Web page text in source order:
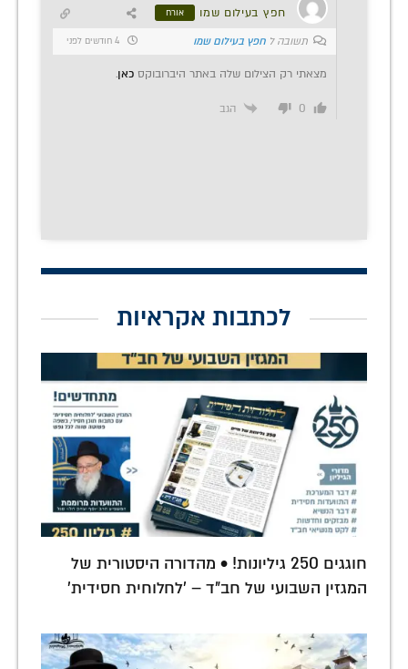
חפץ בעילום שמו אורח
תשובה ל חפץ בעילום שמו
מצאתי רק הצילום שלה באתר היברובוקס כאן.
0 הגב
לכתבות אקראיות
חוגגים 250 גיליונות! • מהדורה היסטורית של
המגזין השבועי של חב"ד – 'לחלוחית חסידית'